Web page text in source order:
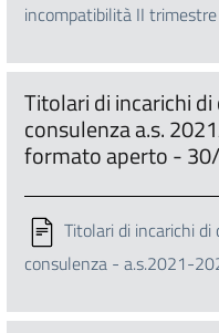
incompatibilità II
Titolari di incarichi
consulenza a.s.
formato aperto -
Titolari di incarichi di
consulenza - a.s.2021-